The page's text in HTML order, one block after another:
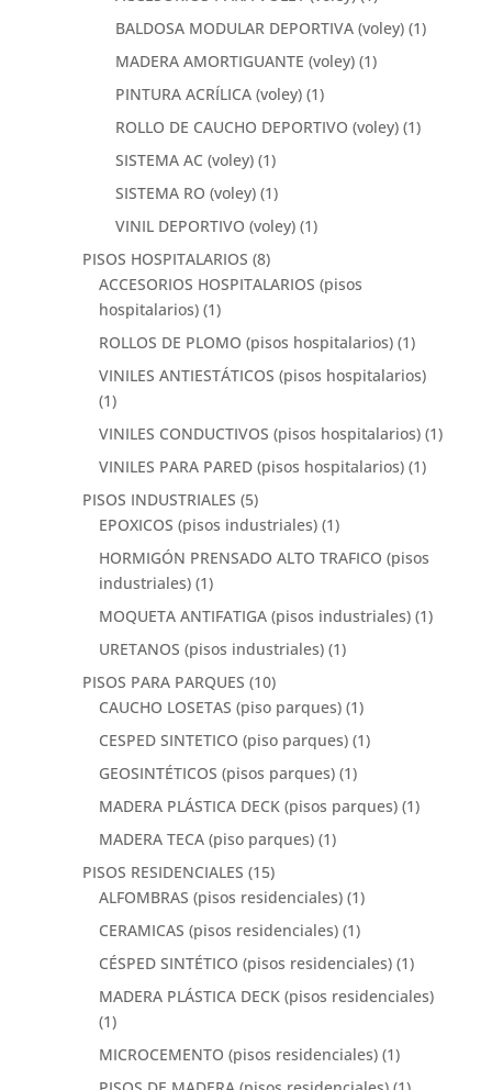
BALDOSA MODULAR DEPORTIVA (voley) (1)
MADERA AMORTIGUANTE (voley) (1)
PINTURA ACRÍLICA (voley) (1)
ROLLO DE CAUCHO DEPORTIVO (voley) (1)
SISTEMA AC (voley) (1)
SISTEMA RO (voley) (1)
VINIL DEPORTIVO (voley) (1)
PISOS HOSPITALARIOS (8)
ACCESORIOS HOSPITALARIOS (pisos
hospitalarios) (1)
ROLLOS DE PLOMO (pisos hospitalarios) (1)
VINILES ANTIESTÁTICOS (pisos hospitalarios)
(1)
VINILES CONDUCTIVOS (pisos hospitalarios) (1)
VINILES PARA PARED (pisos hospitalarios) (1)
PISOS INDUSTRIALES (5)
EPOXICOS (pisos industriales) (1)
HORMIGÓN PRENSADO ALTO TRAFICO (pisos
industriales) (1)
MOQUETA ANTIFATIGA (pisos industriales) (1)
URETANOS (pisos industriales) (1)
PISOS PARA PARQUES (10)
CAUCHO LOSETAS (piso parques) (1)
CESPED SINTETICO (piso parques) (1)
GEOSINTÉTICOS (pisos parques) (1)
MADERA PLÁSTICA DECK (pisos parques) (1)
MADERA TECA (piso parques) (1)
PISOS RESIDENCIALES (15)
ALFOMBRAS (pisos residenciales) (1)
CERAMICAS (pisos residenciales) (1)
CÉSPED SINTÉTICO (pisos residenciales) (1)
MADERA PLÁSTICA DECK (pisos residenciales)
(1)
MICROCEMENTO (pisos residenciales) (1)